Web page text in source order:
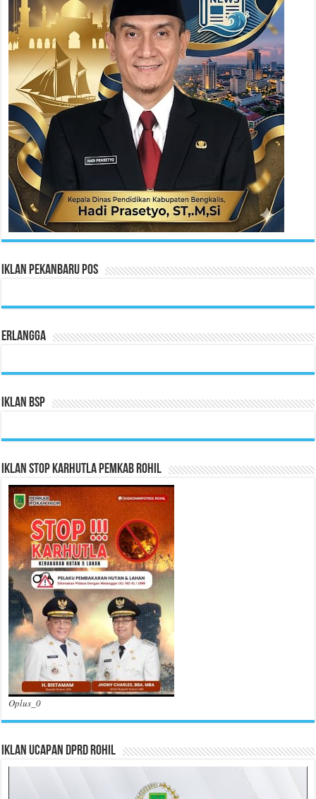
Iklan Pekanbaru Pos
Erlangga
Iklan BSP
Iklan Stop Karhutla Pemkab Rohil
Oplus_0
Iklan Ucapan DPRD Rohil